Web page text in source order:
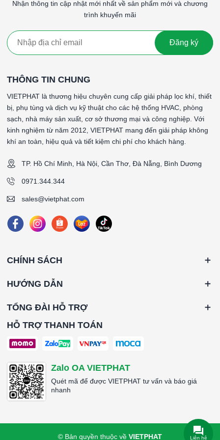
Quy trình bảo trì hộp lọc cũng rất đơn giản. Người sử dụng chỉ
cần kiểm tra và thay thế bộ lọc định kỳ để đảm bảo hiệu suất
tối ưu. Điều này không chỉ giúp kéo dài tuổi thọ của sản phẩm
mà còn bảo đảm rằng không khí trong không gian sống và làm
#Từ khóa: Hộp lọc khung inox 304 730x730x350mm, Hộp lọc
khung inox 304 730x730x350mm, Hộp lọc khung inox 304
730x730x350mm, Hộp lọc khung inox 304
730x730x350mm, Hộp lọc khung inox 304
730x730x350mm, Hộp lọc khung inox 304
730x730x350mm, Hộp lọc khung inox 304
####
*Tên sản phẩm: Hộp Lọc Hepa
*Kiểu Kết nối: Đầu vào ống gió - Đầu ra mặt nạ soi lỗ
*Vật liệu khung: Khung inox 304 1.2mm
*Mặt Nạ soi lổ: Inox 304, 735 x 735 x 12
*Kích thước hộp (WxHxD): 730x730x350mm
*Kích thước Hepa (WxHxD): 610 x 610 x 150mm
####
Nhận thông tin cập nhật mới nhất về sản phẩm mới và chương
trình khuyến mãi
Đăng ký
THÔNG TIN CHUNG
VIETPHAT là thương hiệu chuyên cung cấp giải pháp lọc khí, thiết
bị, phụ tùng và dịch vụ kỹ thuật cho các hệ thống HVAC, phòng
sạch, nhà máy sản xuất, cơ sở thương mại và công nghiệp. Với
kinh nghiệm từ năm 2012, VIETPHAT mang đến giải pháp không
khí an toàn, hiệu quả và tiết kiệm chi phí cho khách hàng.
TP. Hồ Chí Minh, Hà Nội, Cần Thơ, Đà Nẵng, Bình Dương
0971.344.344
sales@vietphat.com
CHÍNH SÁCH
HƯỚNG DẪN
TỔNG ĐÀI HỖ TRỢ
HỖ TRỢ THANH TOÁN
Zalo OA VIETPHAT
Quét mã để được VIETPHAT tư vấn và báo giá
nhanh
© Bản quyền thuộc về VIETPHAT Liên hệ